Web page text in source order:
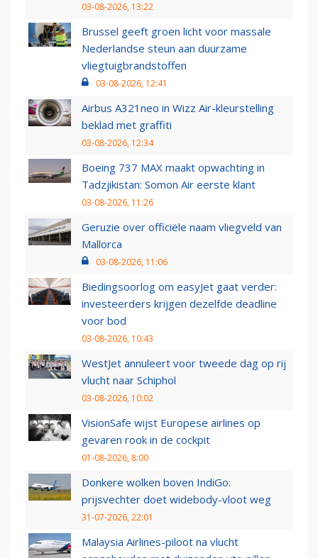
03-08-2026, 13:22
Brussel geeft groen licht voor massale
Nederlandse steun aan duurzame
vliegtuigbrandstoffen
03-08-2026, 12:41
Airbus A321neo in Wizz Air-kleurstelling
beklad met graffiti
03-08-2026, 12:34
Boeing 737 MAX maakt opwachting in
Tadzjikistan: Somon Air eerste klant
03-08-2026, 11:26
Geruzie over officiële naam vliegveld van
Mallorca
03-08-2026, 11:06
Biedingsoorlog om easyJet gaat verder:
investeerders krijgen dezelfde deadline
voor bod
03-08-2026, 10:43
WestJet annuleert voor tweede dag op rij
vlucht naar Schiphol
03-08-2026, 10:02
VisionSafe wijst Europese airlines op
gevaren rook in de cockpit
01-08-2026, 8:00
Donkere wolken boven IndiGo:
prijsvechter doet widebody-vloot weg
31-07-2026, 22:01
Malaysia Airlines-piloot na vlucht